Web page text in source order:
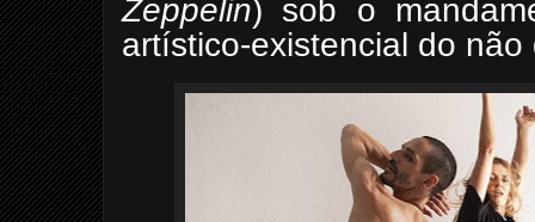
Zeppelin) sob o
artístico-existencial do não